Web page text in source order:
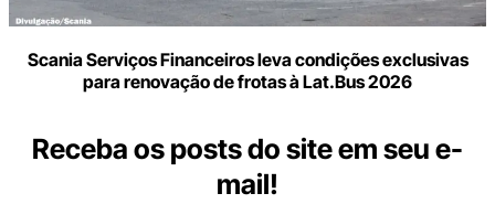
Scania Serviços Financeiros leva condições exclusivas
para renovação de frotas à Lat.Bus 2026
Receba os posts do site em seu e-
mail!